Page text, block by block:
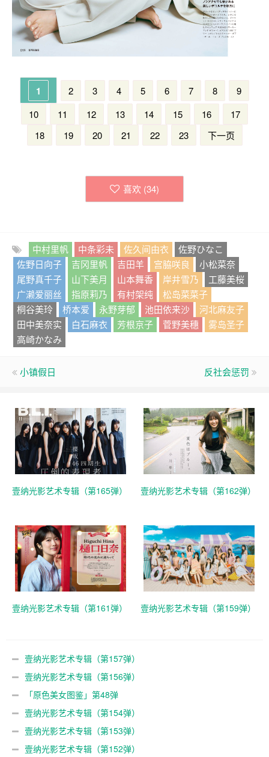
1 2 3 4 5 6 7 8
9
10
11 12 13 14 15 16
17
18
19 20 21 22 23 下一页
喜欢 (34)
中村里帆 中条彩未 佐久间由衣
佐野ひなこ
佐野日向子
吉冈里帆 吉田羊 宫脇咲良
小松菜奈
尾野真千子
山下美月 山本舞香 岸井雪乃
工藤美桜
广濑爱丽丝
指原莉乃 有村架纯
松岛菜菜子
桐谷美玲
桥本爱 永野芽郁 池田依来沙
河北麻友子
田中美奈实
白石麻衣 芳根京子 菅野美穗
雾岛圣子
高崎かなみ
小镇假日 反社会惩罚
壹纳光影艺术专辑（第165弹） 壹纳光影艺术专辑（第162弹）
壹纳光影艺术专辑（第161弹） 壹纳光影艺术专辑（第159弹）
壹纳光影艺术专辑（第157弹）
壹纳光影艺术专辑（第156弹）
「原色美女图鉴」第48弹
壹纳光影艺术专辑（第154弹）
壹纳光影艺术专辑（第153弹）
壹纳光影艺术专辑（第152弹）